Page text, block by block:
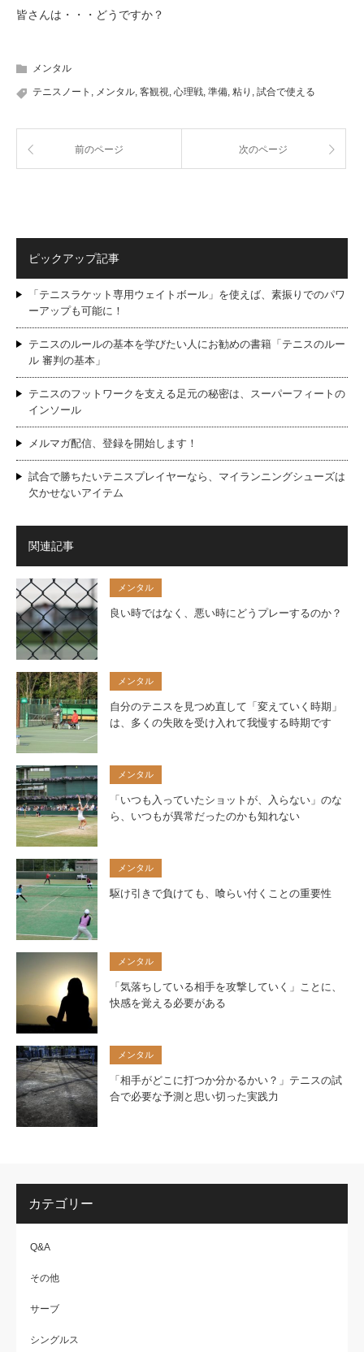
皆さんは・・・どうですか？
メンタル
テニスノート , メンタル, 客観視, 心理戦, 準備, 粘り , 試合で使える
前のページ 次のページ
ピックアップ記事
「テニスラケット専用ウェイトボール」を使えば、素振りでのパワ
ーアップも可能に！
テニスのルールの基本を学びたい人にお勧めの書籍「テニスのルー
ル 審判の基本」
テニスのフットワークを支える足元の秘密は、スーパーフィートの
インソール
メルマガ配信、登録を開始します！
試合で勝ちたいテニスプレイヤーなら、マイランニングシューズは
欠かせないアイテム
関連記事
メンタル
良い時ではなく、悪い時にどうプレーするのか？
メンタル
自分のテニスを見つめ直して「変えていく時期」
は、多くの失敗を受け入れて我慢する時期です
メンタル
「いつも入っていたショットが、入らない」のな
ら、いつもが異常だったのかも知れない
メンタル
駆け引きで負けても、喰らい付くことの重要性
メンタル
「気落ちしている相手を攻撃していく」ことに、
快感を覚える必要がある
メンタル
「相手がどこに打つか分かるかい？」テニスの試
合で必要な予測と思い切った実践力
カテゴリー
Q&A
その他
サーブ
シングルス